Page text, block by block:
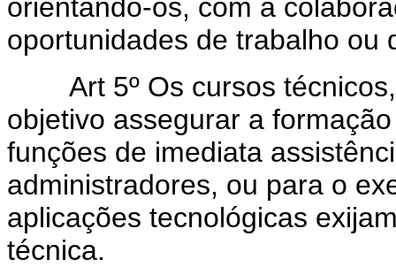
orientando-os, com a
oportunidades de trabalho ou
Art 5º Os cursos
objetivo assegurar a
funções de imediata
administradores, ou para o
aplicações tecnológicas
técnica.